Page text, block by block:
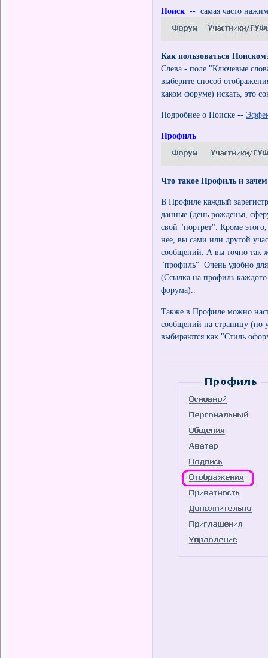
Поиск -- самая часто
Как пользоваться
Слева - поле "Ключевые
выберите способ
каком форуме) искать, это
Подробнее о Поиске --
Профиль
Что такое Профиль и
В Профиле каждый
данные (день рожденья,
свой "портрет". Кроме
нее, вы сами или другой
сообщений. А вы точно так
"профиль" Очень удобно
(Ссылка на профиль
форума)..
Также в Профиле можно
сообщений на страницу (по
выбираются как "Стиль